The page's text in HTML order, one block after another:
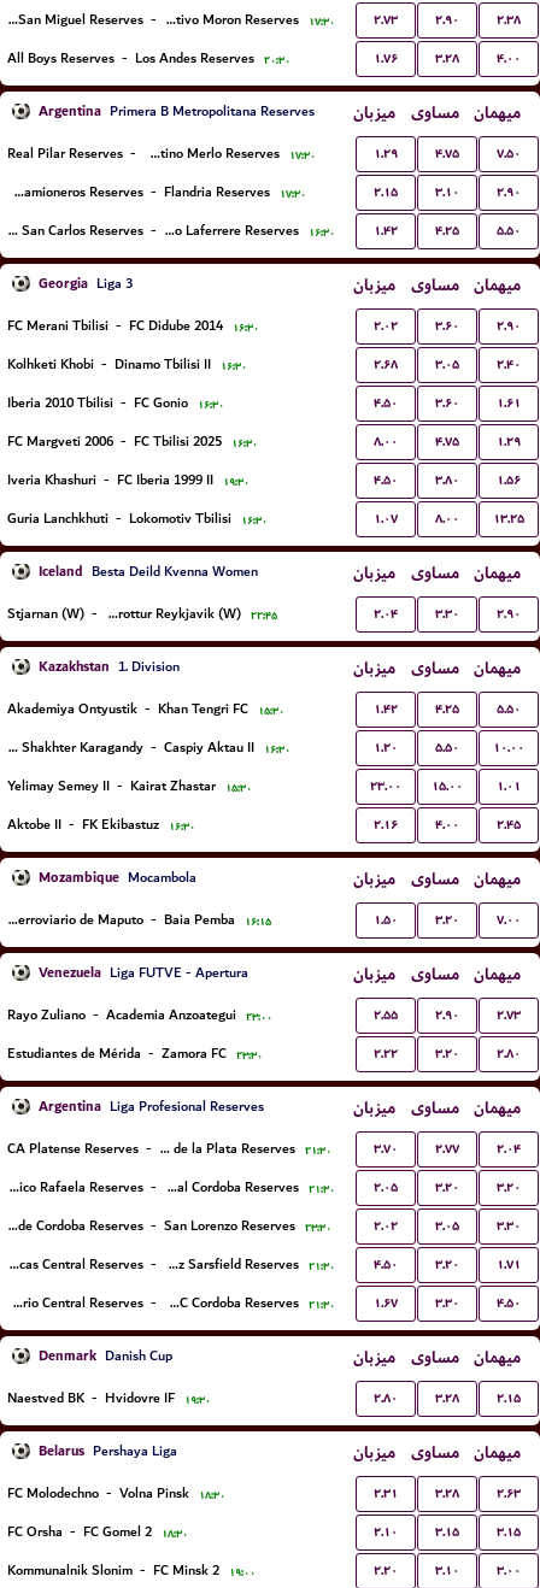
CA San Miguel Reserves - Deportivo Moron Reserves ۱۷:۳۰ ۲.۷۳ ۲.۹۰ ۲.۳۸
All Boys Reserves - Los Andes Reserves ۲۰:۳۰ ۱.۷۶ ۳.۲۸ ۴.۰۰
Argentina Primera B Metropolitana Reserves میزبان مساوی میهمان
Real Pilar Reserves - Argentino Merlo Reserves ۱۷:۳۰ ۱.۲۹ ۴.۷۵ ۷.۵۰
Deportivo Camioneros Reserves - Flandria Reserves ۱۷:۳۰ ۲.۱۵ ۳.۱۰ ۲.۹۰
Villa San Carlos Reserves - Deportivo Laferrere Reserves ۱۶:۳۰ ۱.۴۲ ۴.۲۵ ۵.۵۰
Georgia Liga 3 میزبان مساوی میهمان
FC Merani Tbilisi - FC Didube 2014 ۱۶:۳۰ ۲.۰۲ ۳.۶۰ ۲.۹۰
Kolhketi Khobi - Dinamo Tbilisi II ۱۶:۳۰ ۲.۶۸ ۳.۰۵ ۲.۴۰
Iberia 2010 Tbilisi - FC Gonio ۱۶:۳۰ ۴.۵۰ ۳.۶۰ ۱.۶۱
FC Margveti 2006 - FC Tbilisi 2025 ۱۶:۳۰ ۸.۰۰ ۴.۷۵ ۱.۲۹
Iveria Khashuri - FC Iberia 1999 II ۱۹:۳۰ ۴.۵۰ ۳.۸۰ ۱.۵۶
Guria Lanchkhuti - Lokomotiv Tbilisi ۱۶:۳۰ ۱.۰۷ ۸.۰۰ ۱۳.۲۵
Iceland Besta Deild Kvenna Women میزبان مساوی میهمان
Stjarnan (W) - Throttur Reykjavik (W) ۲۲:۴۵ ۲.۰۴ ۳.۳۰ ۲.۹۰
Kazakhstan 1. Division میزبان مساوی میهمان
Akademiya Ontyustik - Khan Tengri FC ۱۵:۳۰ ۱.۴۲ ۴.۲۵ ۵.۵۰
FC Shakhter Karagandy - Caspiy Aktau II ۱۶:۳۰ ۱.۲۰ ۵.۵۰ ۱۰.۰۰
Yelimay Semey II - Kairat Zhastar ۱۵:۳۰ ۲۳.۰۰ ۱۵.۰۰ ۱.۰۱
Aktobe II - FK Ekibastuz ۱۶:۳۰ ۲.۱۶ ۴.۰۰ ۲.۴۵
Mozambique Mocambola میزبان مساوی میهمان
Clube Ferroviario de Maputo - Baia Pemba ۱۶:۱۵ ۱.۵۰ ۳.۲۰ ۷.۰۰
Venezuela Liga FUTVE - Apertura میزبان مساوی میهمان
Rayo Zuliano - Academia Anzoategui ۲۳:۰۰ ۲.۵۵ ۲.۹۰ ۲.۷۳
Estudiantes de Mérida - Zamora FC ۲۳:۳۰ ۲.۲۲ ۳.۲۰ ۲.۸۰
Argentina Liga Profesional Reserves میزبان مساوی میهمان
CA Platense Reserves - Estudiantes de la Plata Reserves ۲۱:۳۰ ۳.۷۰ ۲.۷۷ ۲.۰۴
Atletico Rafaela Reserves - Central Cordoba Reserves ۲۱:۳۰ ۲.۰۵ ۳.۲۰ ۳.۲۰
CA Talleres de Cordoba Reserves - San Lorenzo Reserves ۲۳:۳۰ ۲.۰۲ ۳.۰۵ ۳.۳۰
Barracas Central Reserves - Velez Sarsfield Reserves ۲۱:۳۰ ۴.۵۰ ۳.۲۰ ۱.۷۱
Rosario Central Reserves - Instituto AC Cordoba Reserves ۲۱:۳۰ ۱.۶۷ ۳.۳۰ ۴.۵۰
Denmark Danish Cup میزبان مساوی میهمان
Naestved BK - Hvidovre IF ۱۹:۳۰ ۲.۸۰ ۳.۲۸ ۲.۱۵
Belarus Pershaya Liga میزبان مساوی میهمان
FC Molodechno - Volna Pinsk ۱۸:۳۰ ۲.۳۱ ۳.۲۸ ۲.۶۳
FC Orsha - FC Gomel 2 ۱۸:۳۰ ۲.۱۰ ۳.۱۵ ۳.۱۵
Kommunalnik Slonim - FC Minsk 2 ۱۹:۰۰ ۲.۲۰ ۳.۱۰ ۳.۰۰